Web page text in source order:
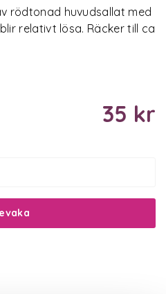
rödtonad huvudsallat med
relativt lösa. Räcker till ca
35 kr